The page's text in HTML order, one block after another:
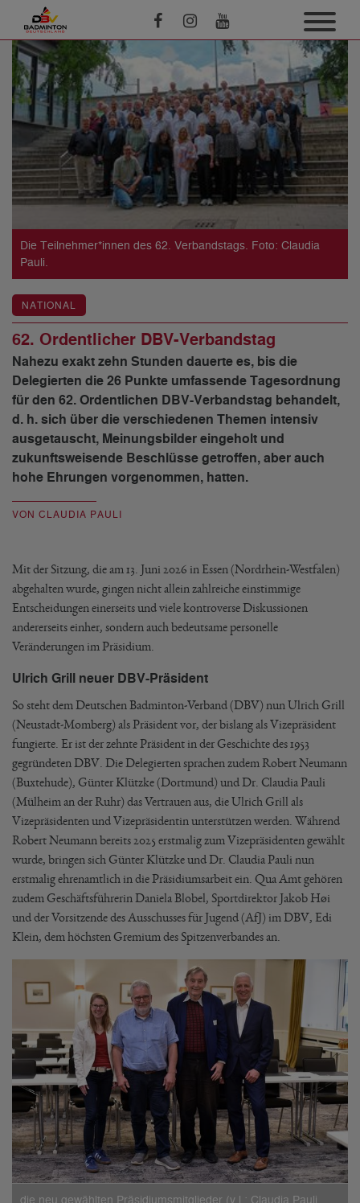
Die Teilnehmer*innen des 62. Verbandstags. Foto: Claudia
Pauli.
NATIONAL
62. Ordentlicher DBV-Verbandstag
Nahezu exakt zehn Stunden dauerte es, bis die
Delegierten die 26 Punkte umfassende Tagesordnung
für den 62. Ordentlichen DBV-Verbandstag behandelt,
d. h. sich über die verschiedenen Themen intensiv
ausgetauscht, Meinungsbilder eingeholt und
zukunftsweisende Beschlüsse getroffen, aber auch
hohe Ehrungen vorgenommen, hatten.
VON CLAUDIA PAULI
Mit der Sitzung, die am 13. Juni 2026 in Essen (Nordrhein-Westfalen)
abgehalten wurde, gingen nicht allein zahlreiche einstimmige
Entscheidungen einerseits und viele kontroverse Diskussionen
andererseits einher, sondern auch bedeutsame personelle
Veränderungen im Präsidium.
Ulrich Grill neuer DBV-Präsident
So steht dem Deutschen Badminton-Verband (DBV) nun Ulrich Grill
(Neustadt-Momberg) als Präsident vor, der bislang als Vizepräsident
fungierte. Er ist der zehnte Präsident in der Geschichte des 1953
gegründeten DBV. Die Delegierten sprachen zudem Robert Neumann
(Buxtehude), Günter Klützke (Dortmund) und Dr. Claudia Pauli
(Mülheim an der Ruhr) das Vertrauen aus, die Ulrich Grill als
Vizepräsidenten und Vizepräsidentin unterstützen werden. Während
Robert Neumann bereits 2025 erstmalig zum Vizepräsidenten gewählt
wurde, bringen sich Günter Klützke und Dr. Claudia Pauli nun
erstmalig ehrenamtlich in die Präsidiumsarbeit ein. Qua Amt gehören
zudem Geschäftsführerin Daniela Blobel, Sportdirektor Jakob Høi
und der Vorsitzende des Ausschusses für Jugend (AfJ) im DBV, Edi
Klein, dem höchsten Gremium des Spitzenverbandes an.
die neu gewählten Präsidiumsmitglieder (v.l.: Claudia Pauli,